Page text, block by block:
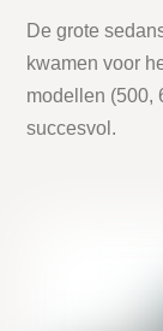
De grote
kwamen voor
modellen (500,
succesvol.